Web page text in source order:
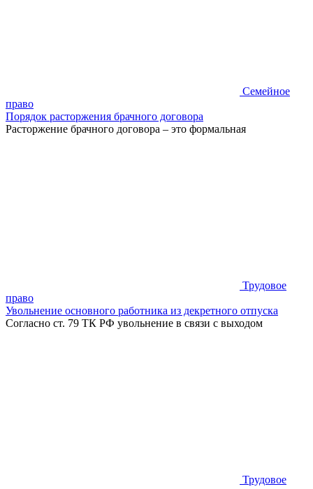
Семейное
право
Порядок расторжения брачного договора
Расторжение брачного договора – это формальная
Трудовое
право
Увольнение основного работника из декретного отпуска
Согласно ст. 79 ТК РФ увольнение в связи с выходом
Трудовое